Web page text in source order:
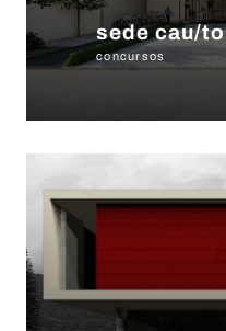
sede cau/to
concursos